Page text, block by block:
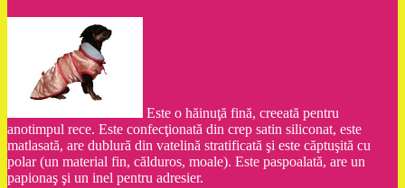
Este o hăinuţă fină, creeată pentru
anotimpul rece. Este confecţionată din crep satin siliconat, este
matlasată, are dublură din vatelină stratificată şi este căptuşită cu
polar (un material fin, călduros, moale). Este paspoalată, are un
papionaş şi un inel pentru adresier.